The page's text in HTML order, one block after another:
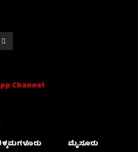
Channel
ಮೈಸೂರು